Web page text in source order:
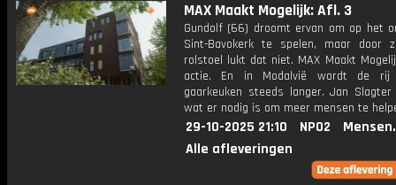
MAX Maakt Mogelijk: Afl. 3
Gundolf (66) droomt ervan om op het
Sint-Bavokerk te spelen, maar door
rolstoel lukt dat niet. MAX Maakt
actie. En in Modalvië wordt de
gaarkeuken steeds langer. Jan
wat er nodig is om meer mensen te
29-10-2025 21:10 NPO2
Alle afleveringen